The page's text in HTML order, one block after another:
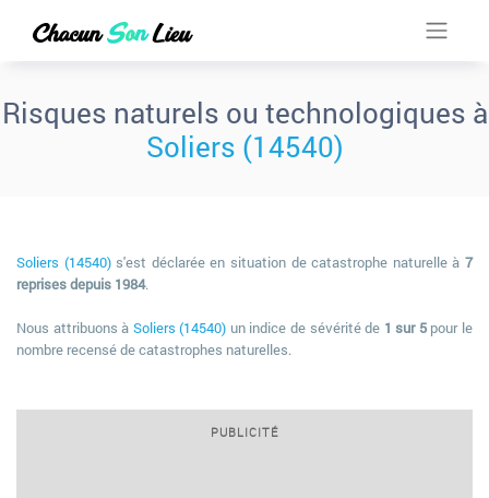
Risques naturels ou technologiques à
Soliers (14540)
Soliers (14540)s'est déclarée en situation de catastrophe naturelle à7
reprises depuis 1984.
Nous attribuons à Soliers (14540) un indice de sévérité de 1 sur 5pour le
nombre recensé de catastrophes naturelles.
PUBLICITÉ